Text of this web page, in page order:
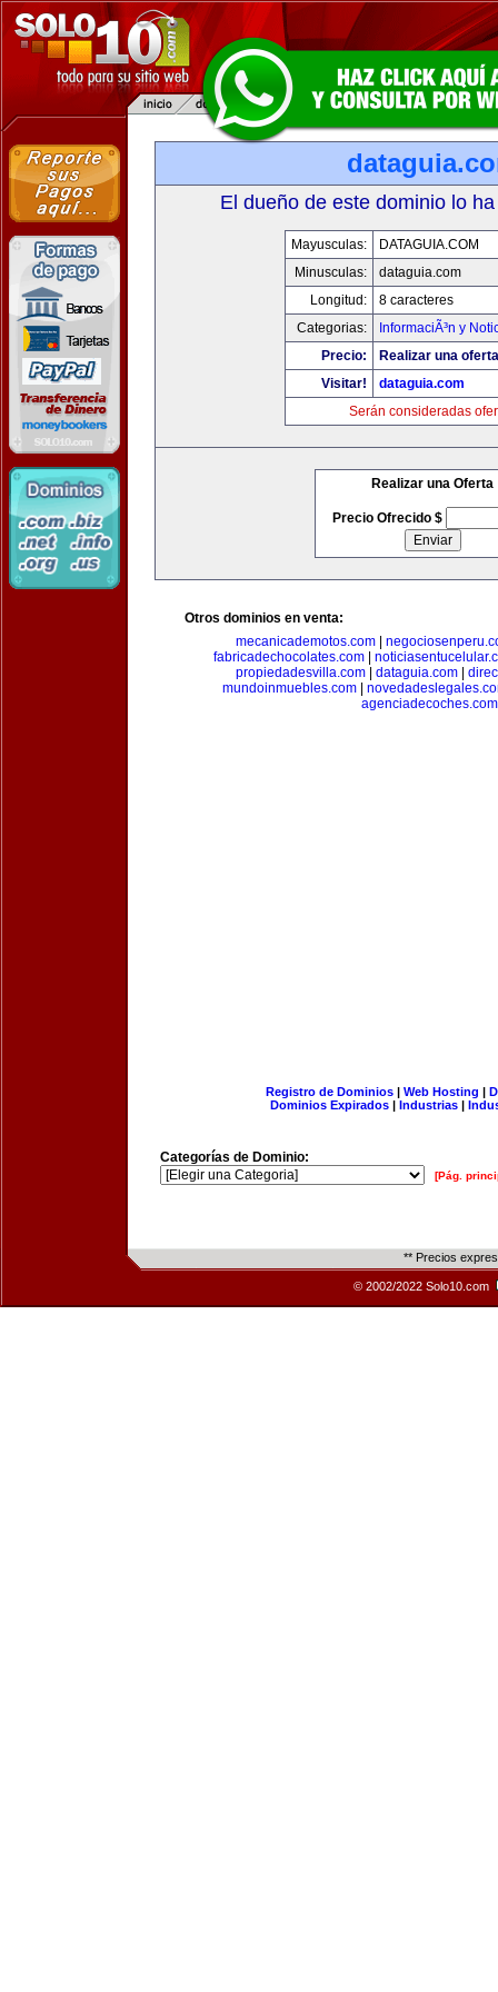
El dueño de este dominio lo
Mayusculas:
DATAGUIA.COM
Minusculas:
dataguia.com
Longitud:
8 caracteres
Categorias:
InformaciÃ³n y
Precio:
Realizar una
Visitar!
dataguia.com
Serán consideradas
Realizar una Oferta
Precio Ofrecido $
Otros dominios en venta:
mecanicademotos.com|
fabricadechocolates.com|
propiedadesvilla.com| dataguia.com|
mundoinmuebles.com
agenciadecoches.com
Registro de Dominios| Web Hosting |
Dominios Expirados | Industrias |
Categorías de Dominio:
[Pág.
** Precios
© 2002/2022 Solo10.com